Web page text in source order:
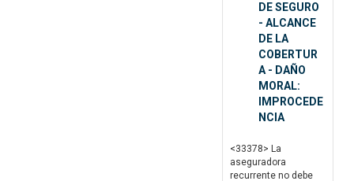
DE SEGURO
- ALCANCE
DE LA
COBERTUR
A - DAÑO
MORAL:
IMPROCEDE
NCIA
<33378> La
aseguradora
recurrente no debe